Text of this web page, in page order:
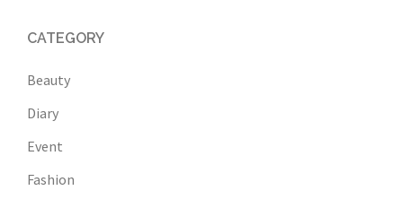
CATEGORY
Beauty
Diary
Event
Fashion